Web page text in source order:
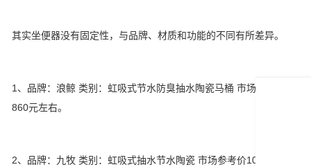
其实坐便器没有固定性，与品牌、材质和功能的不同有所差异。
1、品牌：浪鲸 类别：虹吸式节水防臭抽水陶瓷马桶 市场参考价
860元左右。
2、品牌：九牧 类别：虹吸式抽水节水陶瓷 市场参考价1050元左